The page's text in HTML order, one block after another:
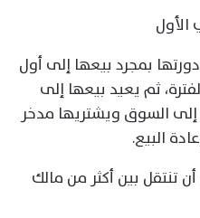
الأول
بمجرد بيعها إلى أول
ثم يعيد بيعها إلى
إلى السوق ويشتريها مدخر
البيع.
تنتقل بين أكثر من مالك